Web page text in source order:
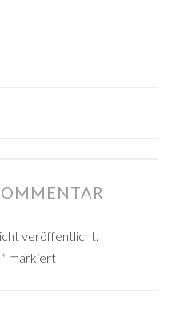
veröffentlicht.
* markiert